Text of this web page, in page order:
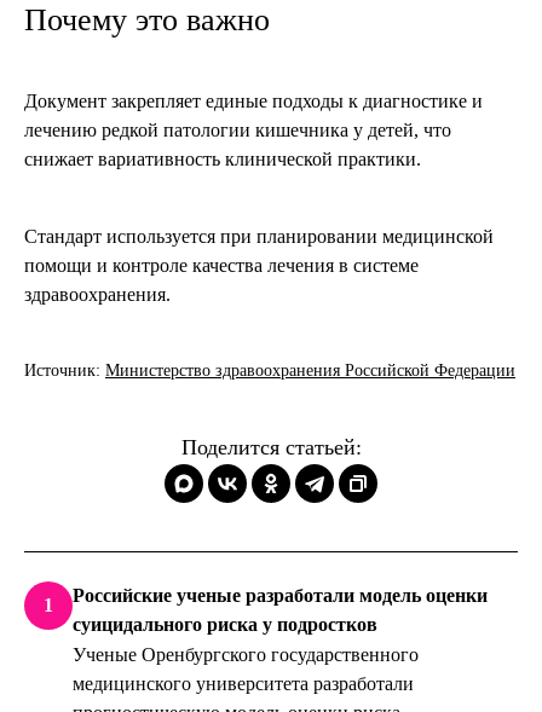
Почему это важно
Документ закрепляет единые подходы к диагностике и
лечению редкой патологии кишечника у детей, что
снижает вариативность клинической практики.
Стандарт используется при планировании медицинской
помощи и контроле качества лечения в системе
здравоохранения.
Источник: Министерство здравоохранения Российской Федерации
Поделится статьей:
1
Российские ученые разработали модель оценки
суицидального риска у подростков
Ученые Оренбургского государственного
медицинского университета разработали